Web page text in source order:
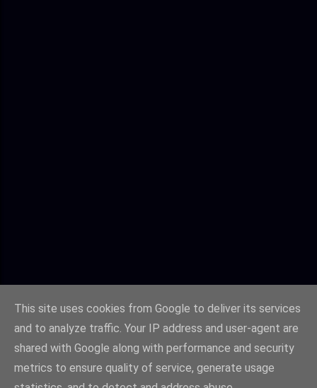
This site uses cookies from Google to deliver its services
and to analyze traffic. Your IP address and user-agent are
shared with Google along with performance and security
metrics to ensure quality of service, generate usage